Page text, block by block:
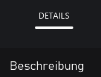
DETAILS
Beschreibung